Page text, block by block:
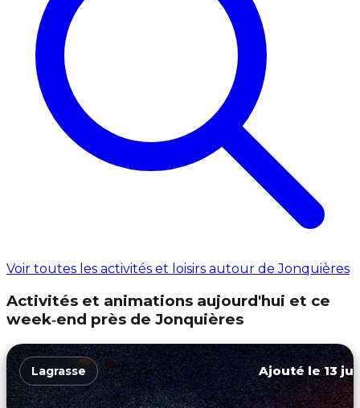
Voir toutes les activités et loisirs autour de Jonquières
Activités et animations aujourd'hui et ce
week‑end près de Jonquières
Lagrasse Ajouté le 13